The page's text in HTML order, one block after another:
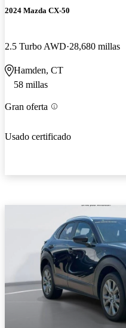
2024 Mazda CX-50
2.5 Turbo AWD 28,680 millas
Hamden, CT
58 millas
Gran oferta
Usado certificado